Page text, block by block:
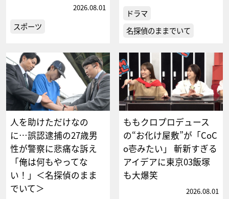
2026.08.01
スポーツ
ドラマ
名探偵のままでいて
人を助けただけなの
に…誤認逮捕の27歳男
性が警察に悲痛な訴え
「俺は何もやってな
い！」＜名探偵のまま
でいて＞
ももクロプロデュース
の“お化け屋敷”が「CoC
o壱みたい」 斬新すぎる
アイデアに東京03飯塚
も大爆笑
2026.08.01